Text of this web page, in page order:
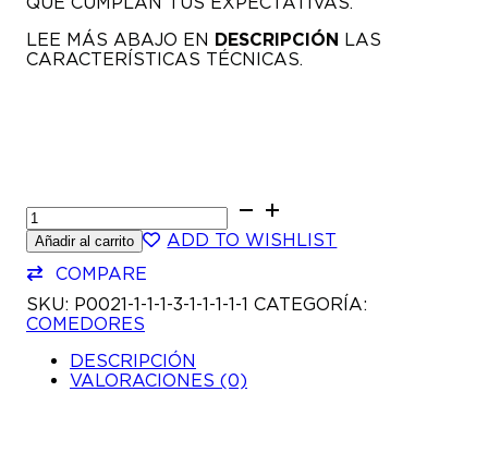
LEE MÁS ABAJO EN DESCRIPCIÓN LAS
CARACTERÍSTICAS TÉCNICAS.
ALISA
6P
-
COMEDORES
CANTIDAD
Añadir al carrito
ADD TO WISHLIST
COMPARE
SKU: P0021-1-1-1-3-1-1-1-1-1 CATEGORÍA:
COMEDORES
DESCRIPCIÓN
VALORACIONES (0)